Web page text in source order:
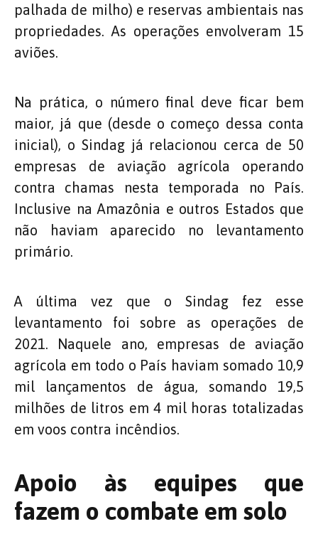
palhada de milho) e reservas ambientais nas
propriedades. As operações envolveram 15
aviões.
Na prática, o número final deve ficar bem
maior, já que (desde o começo dessa conta
inicial), o Sindag já relacionou cerca de 50
empresas de aviação agrícola operando
contra chamas nesta temporada no País.
Inclusive na Amazônia e outros Estados que
não haviam aparecido no levantamento
primário.
A última vez que o Sindag fez esse
levantamento foi sobre as operações de
2021. Naquele ano, empresas de aviação
agrícola em todo o País haviam somado 10,9
mil lançamentos de água, somando 19,5
milhões de litros em 4 mil horas totalizadas
em voos contra incêndios.
Apoio às equipes que
fazem o combate em solo